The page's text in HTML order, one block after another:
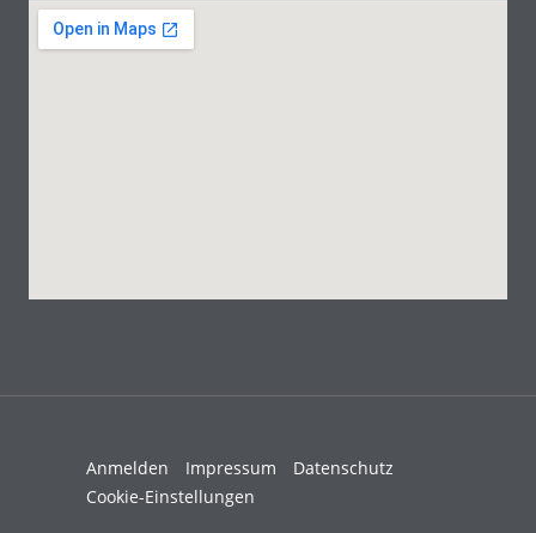
Anmelden Impressum
Datenschutz
Cookie-Einstellungen